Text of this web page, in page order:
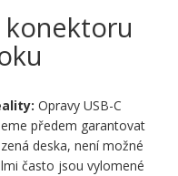
konektoru
Opravy USB-C
předem garantovat
deska, není možné
často jsou vylomené